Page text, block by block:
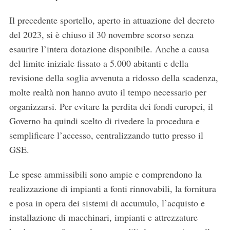
Il precedente sportello, aperto in attuazione del decreto
del 2023, si è chiuso il 30 novembre scorso senza
esaurire l’intera dotazione disponibile. Anche a causa
del limite iniziale fissato a 5.000 abitanti e della
revisione della soglia avvenuta a ridosso della scadenza,
molte realtà non hanno avuto il tempo necessario per
organizzarsi. Per evitare la perdita dei fondi europei, il
Governo ha quindi scelto di rivedere la procedura e
semplificare l’accesso, centralizzando tutto presso il
GSE.
Le spese ammissibili sono ampie e comprendono la
realizzazione di impianti a fonti rinnovabili, la fornitura
e posa in opera dei sistemi di accumulo, l’acquisto e
installazione di macchinari, impianti e attrezzature